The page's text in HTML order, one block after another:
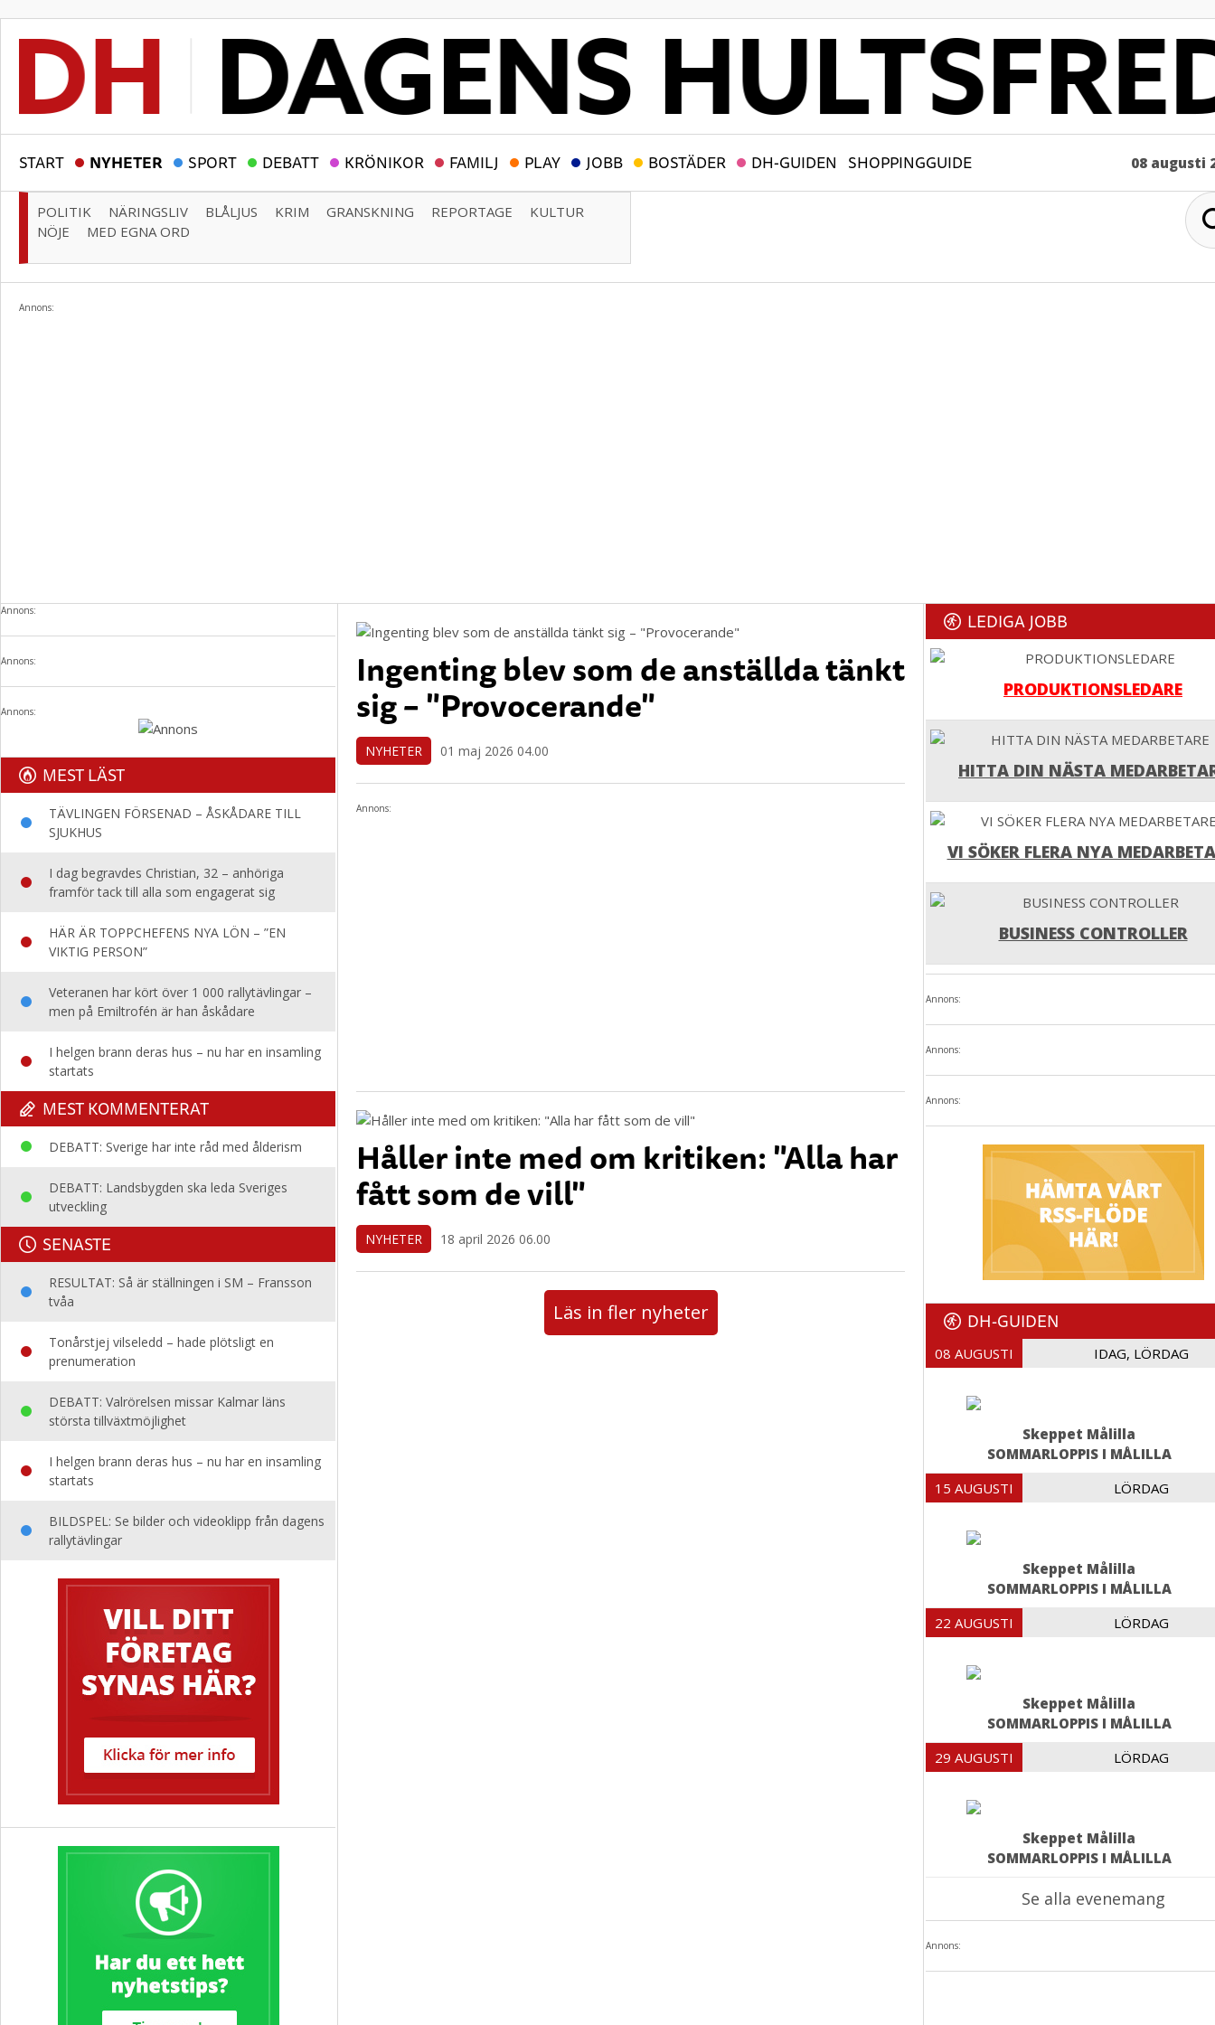
START NYHETER SPORT DEBATT KRÖNIKOR FAMILJ PLAY JOBB BOSTÄDER DH-GUIDEN SHOPPINGGUIDE 08 augusti
POLITIK NÄRINGSLIV BLÅLJUS KRIM GRANSKNING REPORTAGE
KULTUR
NÖJE
MED EGNA ORD
Annons:
Annons:
Annons:
Annons:
MEST LÄST
TÄVLINGEN FÖRSENAD – ÅSKÅDARE TILL
SJUKHUS
I dag begravdes Christian, 32 – anhöriga
framför tack till alla som engagerat sig
HÄR ÄR TOPPCHEFENS NYA LÖN – ”EN
VIKTIG PERSON”
Veteranen har kört över 1 000 rallytävlingar –
men på Emiltrofén är han åskådare
I helgen brann deras hus – nu har en insamling
startats
MEST KOMMENTERAT
DEBATT: Sverige har inte råd med ålderism
DEBATT: Landsbygden ska leda Sveriges
utveckling
SENASTE
RESULTAT: Så är ställningen i SM – Fransson
tvåa
Tonårstjej vilseledd – hade plötsligt en
prenumeration
DEBATT: Valrörelsen missar Kalmar läns
största tillväxtmöjlighet
I helgen brann deras hus – nu har en insamling
startats
BILDSPEL: Se bilder och videoklipp från dagens
rallytävlingar
Ingenting blev som de anställda tänkt
sig – "Provocerande"
NYHETER 01 maj 2026 04.00
Annons:
Håller inte med om kritiken: "Alla har
fått som de vill"
NYHETER 18 april 2026 06.00
Läs in fler nyheter
LEDIGA JOBB
PRODUKTIONSLEDARE
HITTA DIN NÄSTA
VI SÖKER FLERA NYA
BUSINESS CONTROLLER
Annons:
Annons:
Annons:
DH-GUIDEN
08 AUGUSTI IDAG, LÖRDAG
Skeppet Målilla
SOMMARLOPPIS I MÅLILLA
15 AUGUSTI LÖRDAG
Skeppet Målilla
SOMMARLOPPIS I MÅLILLA
22 AUGUSTI LÖRDAG
Skeppet Målilla
SOMMARLOPPIS I MÅLILLA
29 AUGUSTI LÖRDAG
Skeppet Målilla
SOMMARLOPPIS I MÅLILLA
Se alla evenemang
Annons: